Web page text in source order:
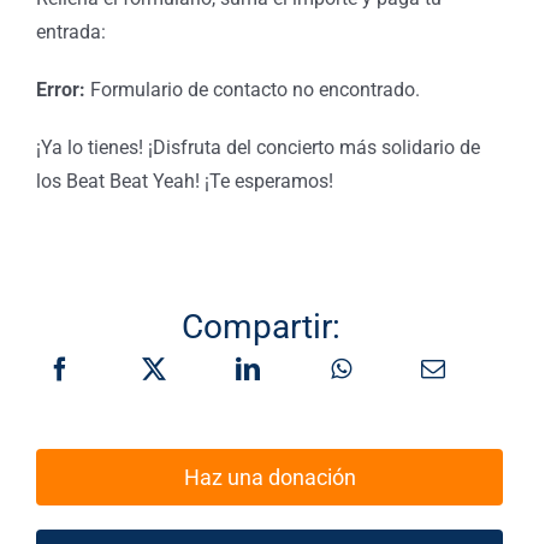
entrada:
Error: Formulario de contacto no encontrado.
¡Ya lo tienes! ¡Disfruta del concierto más solidario de
los Beat Beat Yeah! ¡Te esperamos!
Compartir:
Haz una donación